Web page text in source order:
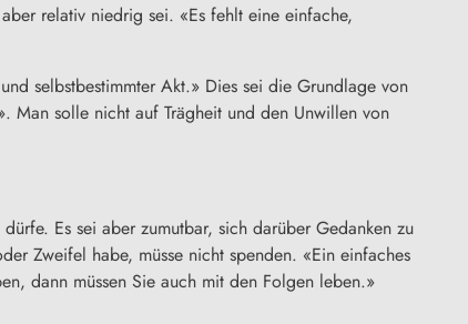
relativ niedrig sei. «Es fehlt eine einfache,
selbstbestimmter Akt.» Dies sei die Grundlage von
Man solle nicht auf Trägheit und den Unwillen von
Es sei aber zumutbar, sich darüber Gedanken zu
Zweifel habe, müsse nicht spenden. «Ein einfaches
dann müssen Sie auch mit den Folgen leben.»